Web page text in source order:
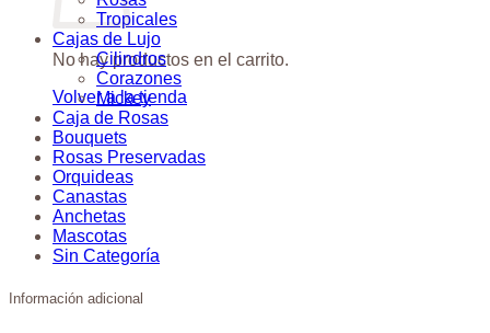
No hay productos en el carrito.
Volver a la tienda
Tropicales
Cajas de Lujo
Cilindros
Corazones
Mickey
Caja de Rosas
Bouquets
Rosas Preservadas
Orquideas
Canastas
Anchetas
Mascotas
Sin Categoría
Información adicional